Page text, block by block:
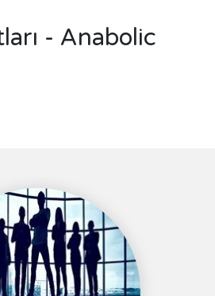
- Anabolic